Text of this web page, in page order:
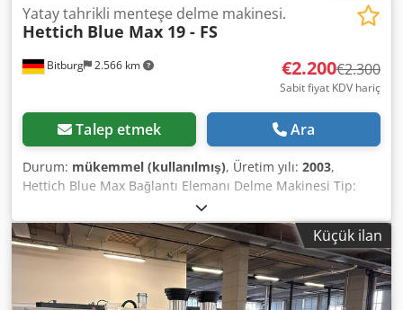
Bitburg 2.566 km
Yatay tahrikli menteşe delme makinesi.
Hettich Blue Max 19 - FS
€2.200€2.300
Sabit fiyat KDV hariç
Talep etmek Ara
Durum: mükemmel (kullanılmış), Üretim yılı: 2003,
Hettich Blue Max Bağlantı Elemanı Delme Makinesi Tip:
Blue Max 19 - FS Delik sıra mili sayısı: 11 Yatay mil sayısı: 5
Kupa menteşe delme başlığı: evet Matkap aralığı: 32 mm
Baskı aparatı: evet / pnömatik Güç tüketimi: 2,2 kW
Dodezhx D Uopfx Ah Teck Dayama cetvelleri Aksesuarlar:
çok sayıda matkap ucu (fotoğraflara bakınız) Konum:
stoktan 54634 Bitburg - hemen teslim -
Küçük ilan